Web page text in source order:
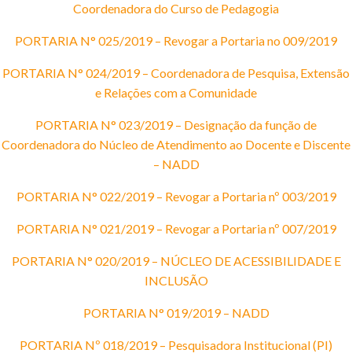
Coordenadora do Curso de Pedagogia
PORTARIA N° 025/2019 – Revogar a Portaria no 009/2019
PORTARIA N° 024/2019 – Coordenadora de Pesquisa, Extensão
e Relações com a Comunidade
PORTARIA N° 023/2019 – Designação da função de
Coordenadora do Núcleo de Atendimento ao Docente e Discente
– NADD
PORTARIA N° 022/2019 – Revogar a Portaria nº 003/2019
PORTARIA N° 021/2019 – Revogar a Portaria nº 007/2019
PORTARIA N° 020/2019 – NÚCLEO DE ACESSIBILIDADE E
INCLUSÃO
PORTARIA N° 019/2019 – NADD
PORTARIA Nº 018/2019 – Pesquisadora Institucional (PI)